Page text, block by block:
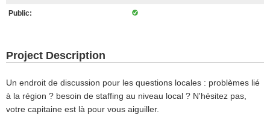
Public:
Project Description
Un endroit de discussion pour les questions locales : problèmes lié
à la région ? besoin de staffing au niveau local ? N'hésitez pas,
votre capitaine est là pour vous aiguiller.